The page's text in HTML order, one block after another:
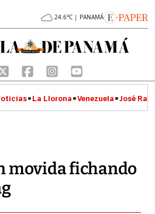
24.6°C | PANAMÁ
La Llorona Venezuela José
movida fichando